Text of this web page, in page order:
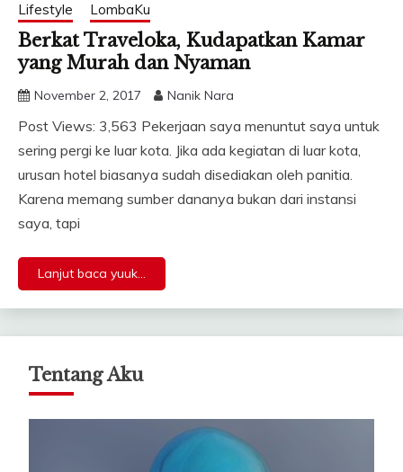
Lifestyle LombaKu
Berkat Traveloka, Kudapatkan Kamar
yang Murah dan Nyaman
November 2, 2017 Nanik Nara
Post Views: 3,563 Pekerjaan saya menuntut saya untuk
sering pergi ke luar kota. Jika ada kegiatan di luar kota,
urusan hotel biasanya sudah disediakan oleh panitia.
Karena memang sumber dananya bukan dari instansi
saya, tapi
Lanjut baca yuuk...
Tentang Aku